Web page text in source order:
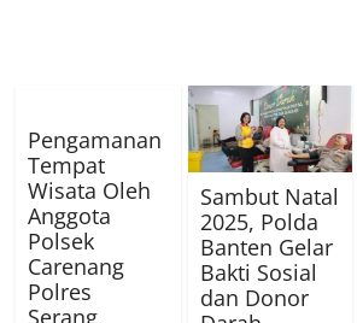
Pengamanan
Tempat
Wisata Oleh
Anggota
Polsek
Carenang
Polres
Serang,
Sambut Natal
2025, Polda
Banten Gelar
Bakti Sosial
dan Donor